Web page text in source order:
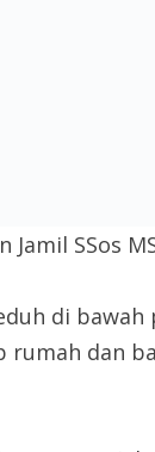
Jamil SSos
di
dan